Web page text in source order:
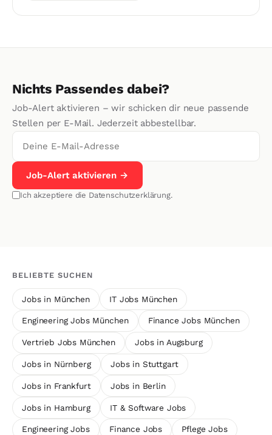
Nichts Passendes dabei?
Job-Alert aktivieren – wir schicken dir neue passende
Stellen per E-Mail. Jederzeit abbestellbar.
Job-Alert aktivieren →
Ich akzeptiere die Datenschutzerklärung.
BELIEBTE SUCHEN
Jobs in München IT Jobs München
Engineering Jobs München Finance Jobs München
Vertrieb Jobs München Jobs in Augsburg
Jobs in Nürnberg Jobs in Stuttgart
Jobs in Frankfurt Jobs in Berlin
Jobs in Hamburg IT & Software Jobs
Engineering Jobs Finance Jobs Pflege Jobs